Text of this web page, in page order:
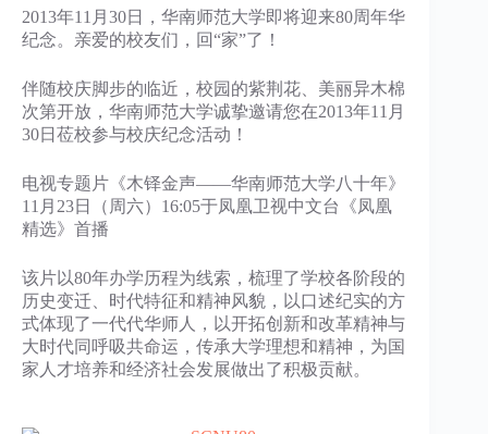
2013年11月30日，华南师范大学即将迎来80周年华
纪念。亲爱的校友们，回“家”了！
伴随校庆脚步的临近，校园的紫荆花、美丽异木棉
次第开放，华南师范大学诚挚邀请您在2013年11月
30日莅校参与校庆纪念活动！
电视专题片《木铎金声——华南师范大学八十年》
11月23日（周六）16:05于凤凰卫视中文台《凤凰
精选》首播
该片以80年办学历程为线索，梳理了学校各阶段的
历史变迁、时代特征和精神风貌，以口述纪实的方
式体现了一代代华师人，以开拓创新和改革精神与
大时代同呼吸共命运，传承大学理想和精神，为国
家人才培养和经济社会发展做出了积极贡献。